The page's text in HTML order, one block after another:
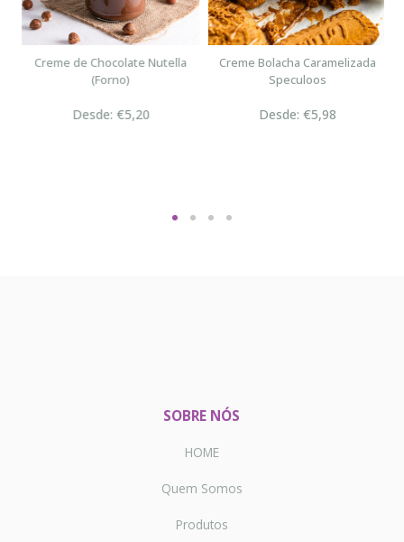
Creme de Chocolate Nutella
(Forno)
Desde: €5,20
Creme Bolacha Caramelizada
Speculoos
Desde: €5,98
SOBRE NÓS
HOME
Quem Somos
Produtos